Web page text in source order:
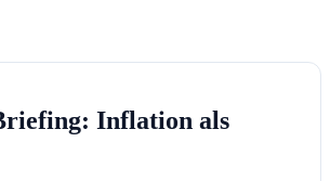
Inflation als